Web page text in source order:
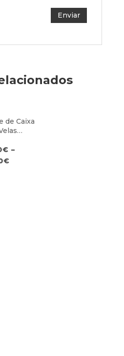
de Caixa
–
c/ Anel
€ –
€